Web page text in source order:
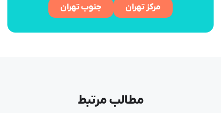
مرکز تهران
جنوب تهران
مطالب مرتبط